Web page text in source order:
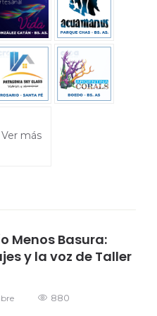
Ver más
Menos Basura:
y la voz de Taller
880